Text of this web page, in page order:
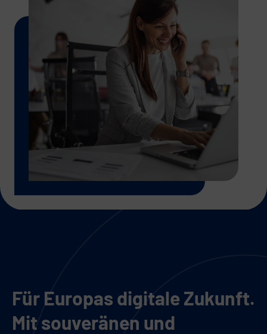
Für Europas digitale Zukunft.
Mit souveränen und